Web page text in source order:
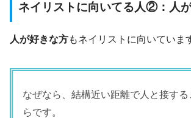
ネイリストに向いてる人②：人
人が好きな方もネイリストに向いていま
なぜなら、結構近い距離で人と接す
らです。